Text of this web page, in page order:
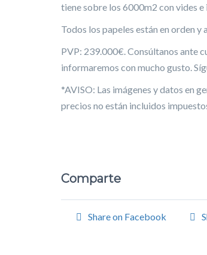
tiene sobre los 6000m2 con vides
Todos los papeles están en orden y
PVP: 239.000€. Consúltanos ante
informaremos con mucho gusto.
*AVISO: Las imágenes y datos en
precios no están incluidos
Comparte
Share on Facebook